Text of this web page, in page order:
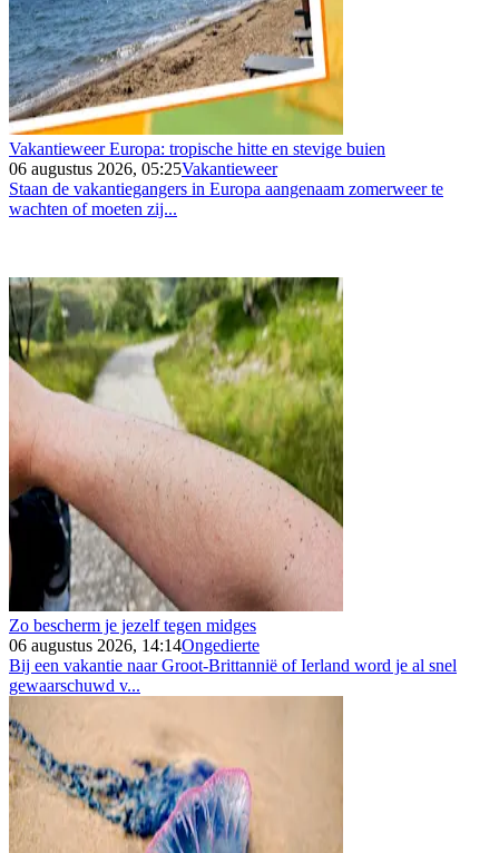
Vakantieweer Europa: tropische hitte en stevige buien
06 augustus 2026, 05:25Vakantieweer
Staan de vakantiegangers in Europa aangenaam zomerweer te
wachten of moeten zij...
Zo bescherm je jezelf tegen midges
06 augustus 2026, 14:14Ongedierte
Bij een vakantie naar Groot-Brittannië of Ierland word je al snel
gewaarschuwd v...